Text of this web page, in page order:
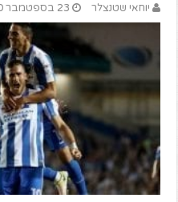
יוחאי שטנצלר 23 בספטמבר 2020